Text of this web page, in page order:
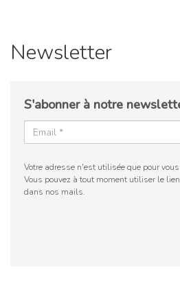
Newsletter
S'abonner à notre
Votre adresse n'est utilisée que pour
Vous pouvez à tout moment utiliser le
dans nos mails.